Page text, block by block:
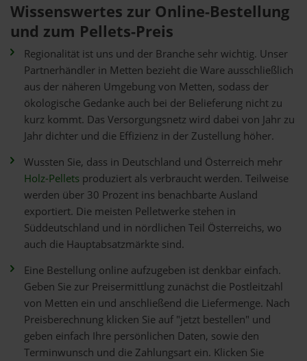
Wissenswertes zur Online-Bestellung
und zum Pellets-Preis
Regionalität ist uns und der Branche sehr wichtig. Unser
Partnerhändler in Metten bezieht die Ware ausschließlich
aus der näheren Umgebung von Metten, sodass der
ökologische Gedanke auch bei der Belieferung nicht zu
kurz kommt. Das Versorgungsnetz wird dabei von Jahr zu
Jahr dichter und die Effizienz in der Zustellung höher.
Wussten Sie, dass in Deutschland und Österreich mehr
Holz-Pellets produziert als verbraucht werden. Teilweise
werden über 30 Prozent ins benachbarte Ausland
exportiert. Die meisten Pelletwerke stehen in
Süddeutschland und in nördlichen Teil Österreichs, wo
auch die Hauptabsatzmärkte sind.
Eine Bestellung online aufzugeben ist denkbar einfach.
Geben Sie zur Preisermittlung zunächst die Postleitzahl
von Metten ein und anschließend die Liefermenge. Nach
Preisberechnung klicken Sie auf "jetzt bestellen" und
geben einfach Ihre persönlichen Daten, sowie den
Terminwunsch und die Zahlungsart ein. Klicken Sie